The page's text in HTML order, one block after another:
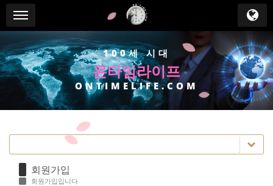
메뉴 건너뛰기
Sub Promotion
100세 시대
온타임라이프
ONTIMELIFE.COM
회원가입
회원가입입니다